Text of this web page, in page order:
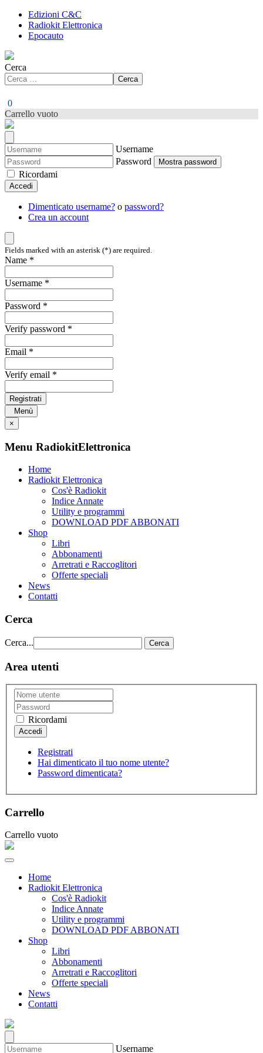
Edizioni C&C
Radiokit Elettronica
Epocauto
Cerca
Cerca
0
Carrello vuoto
Username
Password
Mostra password
Ricordami
Accedi
Dimenticato username? o password?
Crea un account
Fields marked with an asterisk (*) are required.
Name *
Username *
Password *
Verify password *
Email *
Verify email *
Registrati
Menù
×
Menu RadiokitElettronica
Home
Radiokit Elettronica
Cos'è Radiokit
Indice Annate
Utility e programmi
DOWNLOAD PDF ABBONATI
Shop
Libri
Abbonamenti
Arretrati e Raccoglitori
Offerte speciali
News
Contatti
Cerca
Cerca... Cerca
Area utenti
Ricordami
Registrati
Hai dimenticato il tuo nome utente?
Password dimenticata?
Carrello
Carrello vuoto
Home
Radiokit Elettronica
Cos'è Radiokit
Indice Annate
Utility e programmi
DOWNLOAD PDF ABBONATI
Shop
Libri
Abbonamenti
Arretrati e Raccoglitori
Offerte speciali
News
Contatti
Username